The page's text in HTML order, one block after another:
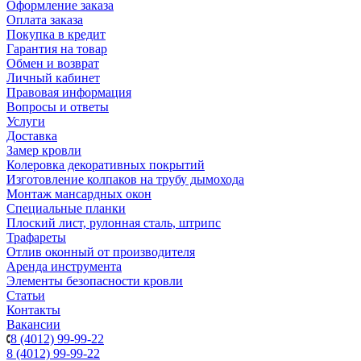
Оформление заказа
Оплата заказа
Покупка в кредит
Гарантия на товар
Обмен и возврат
Личный кабинет
Правовая информация
Вопросы и ответы
Услуги
Доставка
Замер кровли
Колеровка декоративных покрытий
Изготовление колпаков на трубу дымохода
Монтаж мансардных окон
Специальные планки
Плоский лист, рулонная сталь, штрипс
Трафареты
Отлив оконный от производителя
Аренда инструмента
Элементы безопасности кровли
Статьи
Контакты
Вакансии
8 (4012) 99-99-22
8 (4012) 99-99-22